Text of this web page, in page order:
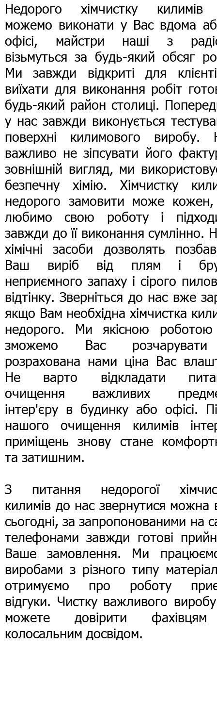
Недорого хімчистку
можемо виконати у Вас вдома
офісі, майстри наші з
візьмуться за будь-який обсяг
Ми завжди відкриті для
виїхати для виконання робіт
будь-який район столиці.
у нас завжди виконується
поверхні килимового виробу.
важливо не зіпсувати його
зовнішній вигляд, ми
безпечну хімію. Хімчистку
недорого замовити може
любимо свою роботу і
завжди до її виконання сумлінно.
хімічні засоби дозволять
Ваш виріб від плям і
неприємного запаху і сірого
відтінку. Зверніться до нас вже
якщо Вам необхідна хімчистка
недорого. Ми якісною
зможемо Вас
розрахована нами ціна Вас
Не варто відкладати
очищення важливих
інтер'єру в будинку або офісі.
нашого очищення килимів
приміщень знову стане
та затишним.
З питання недорогої
килимів до нас звернутися можна
сьогодні, за запропонованими на
телефонами завжди готові
Ваше замовлення. Ми
виробами з різного типу
отримуємо про роботу
відгуки. Чистку важливого
можете довірити
колосальним досвідом.